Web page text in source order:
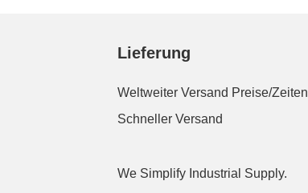
Lieferung
Weltweiter Versand Preise/Zeiten
Schneller Versand
We Simplify Industrial Supply.